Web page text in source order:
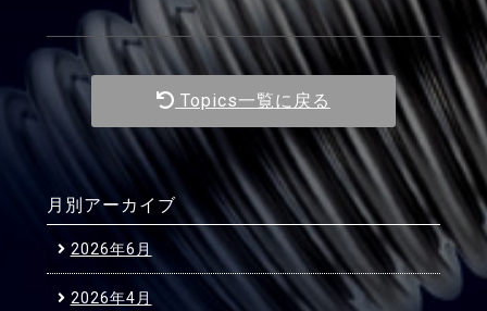
Topics一覧に戻る
月別アーカイブ
2026年6月
2026年4月